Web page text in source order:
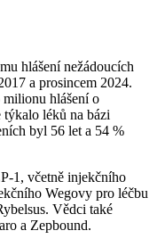
hlášení nežádoucích
a prosincem 2024.
hlášení o
týkalo léků na bázi
byl 56 let a 54 %
1, včetně injekčního
Wegovy pro léčbu
Vědci také
a Zepbound.